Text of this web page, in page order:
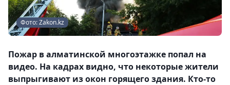
Фото: Zakon.kz
Пожар в алматинской многоэтажке попал на
видео. На кадрах видно, что некоторые жители
выпрыгивают из окон горящего здания. Кто-то